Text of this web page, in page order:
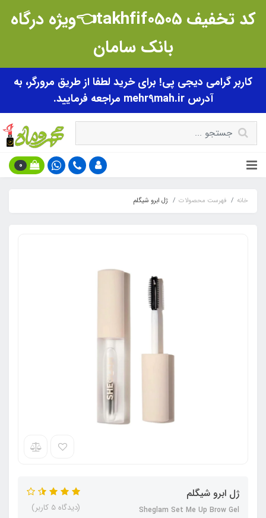
کد تخفیف takhfif0505👈ویژه درگاه
بانک سامان
کاربر گرامی دیجی پی! برای خرید لطفا از طریق مرورگر، به
آدرس mehr9mah.ir مراجعه فرمایید.
0
خانه فهرست محصولات ژل ابرو شیگلم
ژل ابرو شیگلم
Sheglam Set Me Up Brow Gel (دیدگاه 5 کاربر)